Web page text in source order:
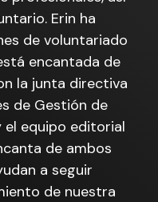
Erin ha
de voluntariado
encantada de
la junta directiva
de Gestión de
el equipo editorial
de ambos
a seguir
de nuestra